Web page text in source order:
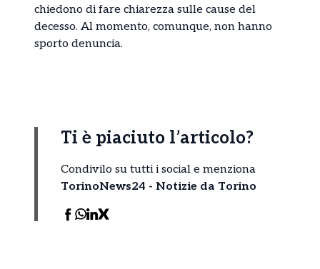
chiedono di fare chiarezza sulle cause del
decesso. Al momento, comunque, non hanno
sporto denuncia.
Ti è piaciuto l’articolo?
Condivilo su tutti i social e menziona
TorinoNews24 - Notizie da Torino